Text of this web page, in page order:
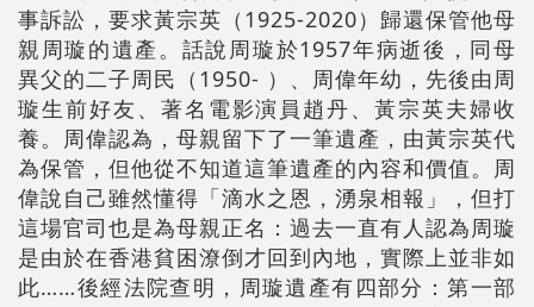
事訴訟，要求黃宗英（1925-2020）歸還保管他母
親周璇的遺產。話說周璇於1957年病逝後，同母
異父的二子周民（1950- ）、周偉年幼，先後由周
璇生前好友、著名電影演員趙丹、黃宗英夫婦收
養。周偉認為，母親留下了一筆遺產，由黃宗英代
為保管，但他從不知道這筆遺產的內容和價值。周
偉說自己雖然懂得「滴水之恩，湧泉相報」，但打
這場官司也是為母親正名：過去一直有人認為周璇
是由於在香港貧困潦倒才回到內地，實際上並非如
此……後經法院查明，周璇遺產有四部分：第一部